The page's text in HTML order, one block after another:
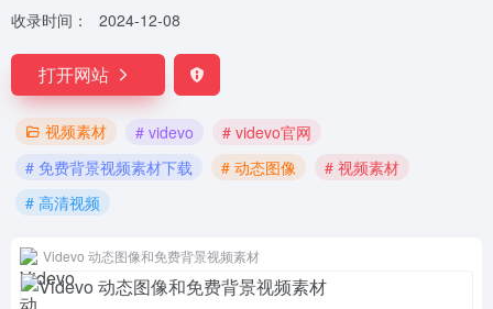
收录时间： 2024-12-08
打开网站
视频素材 # videvo
# videvo官网
# 免费背景视频素材下载
# 动态图像
# 视频素材
# 高清视频
Videvo 动态图像和免费背景视频素材